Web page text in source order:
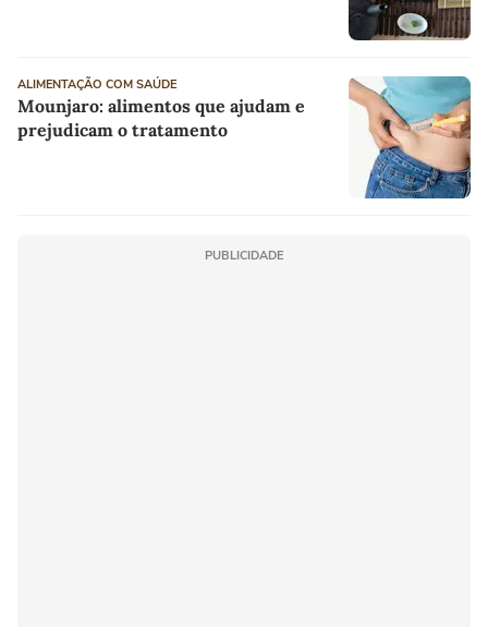
ALIMENTAÇÃO COM SAÚDE
Mounjaro: alimentos que ajudam e
prejudicam o tratamento
PUBLICIDADE